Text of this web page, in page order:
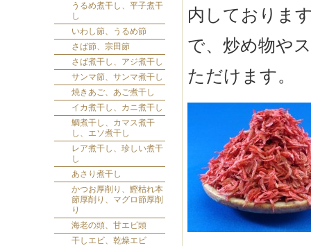
うるめ煮干し、平子煮干
し
いわし節、うるめ節
さば節、宗田節
さば煮干し、アジ煮干し
サンマ節、サンマ煮干し
焼きあご、あご煮干し
イカ煮干し、カニ煮干し
鯛煮干し、カマス煮干
し、エソ煮干し
レア煮干し、珍しい煮干
し
あさり煮干し
かつお厚削り、鰹枯れ本
節厚削り、マグロ節厚削
り
海老の頭、甘エビ頭
干しエビ、乾燥エビ
内しておりま
で、炒め物や
ただけます。